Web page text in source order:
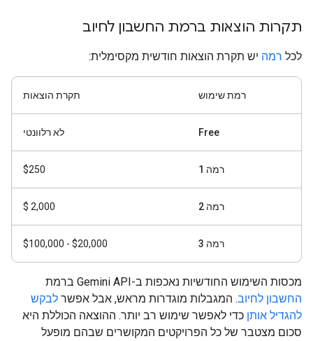
תקרות הוצאות ברמת החשבון לחיוב
לכל רמה יש תקרת הוצאות חודשית מקסימלית:
רמת שימוש תקרת הוצאות
Free לא רלוונטי
רמה 1 ‎$250
רמה 2 2,000 $
רמה 3 $20,000 - $100,000
מכסות השימוש החודשיות נאכפות ב-Gemini API ברמת
החשבון לחיוב. המגבלות מוגדרות מראש, אבל אפשר לבקש
להגדיל אותן כדי לאפשר שימוש רב יותר. ההוצאה הכוללת היא
סכום מצטבר של כל הפרויקטים המקושרים שבהם מופעל